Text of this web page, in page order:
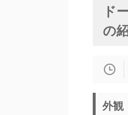
ド
の
外観